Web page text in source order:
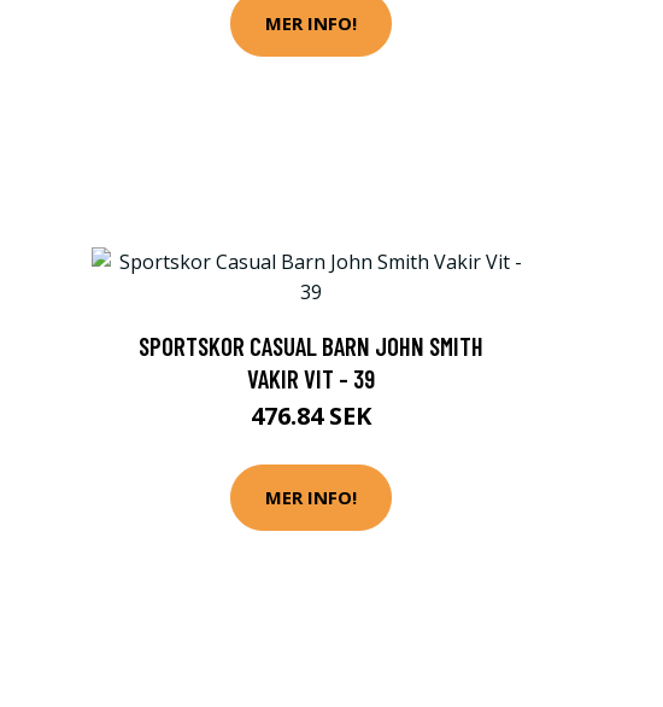
MER INFO!
SPORTSKOR CASUAL BARN JOHN SMITH
VAKIR VIT - 39
476.84 SEK
MER INFO!